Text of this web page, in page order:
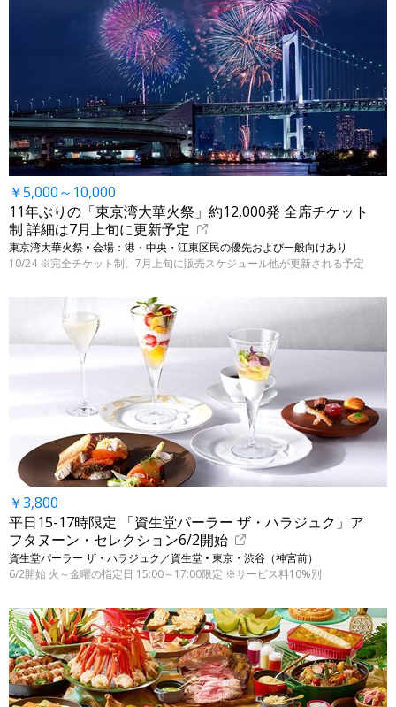
￥5,000～10,000
11年ぶりの「東京湾大華火祭」約12,000発 全席チケット
制 詳細は7月上旬に更新予定
東京湾大華火祭 • 会場：港・中央・江東区民の優先および一般向けあり
10/24 ※完全チケット制、7月上旬に販売スケジュール他が更新される予定
￥3,800
平日15-17時限定 「資生堂パーラー ザ・ハラジュク」ア
フタヌーン・セレクション6/2開始
資生堂パーラー ザ・ハラジュク／資生堂 • 東京・渋谷（神宮前）
6/2開始 火～金曜の指定日 15:00～17:00限定 ※サービス料10%別